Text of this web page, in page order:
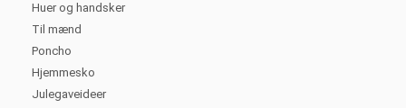
Huer og handsker
Til mænd
Poncho
Hjemmesko
Julegaveideer